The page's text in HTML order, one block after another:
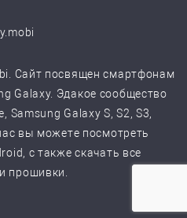
Сайт посвящен смартфонам
Galaxy. Эдакое сообщество
Samsung Galaxy S, S2, S3,
вы можете посмотреть
с также скачать все
прошивки.